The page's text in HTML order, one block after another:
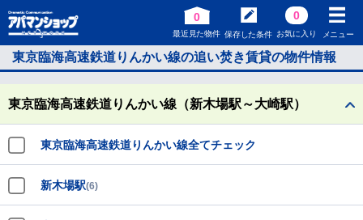
0
最近見た物件 保存した条件
0
お気に入り メニュー
東京臨海高速鉄道りんかい線の追い焚き賃貸の物件情報
東京臨海高速鉄道りんかい線（新木場駅～大崎駅）
東京臨海高速鉄道りんかい線全てチェック
新木場駅(6)